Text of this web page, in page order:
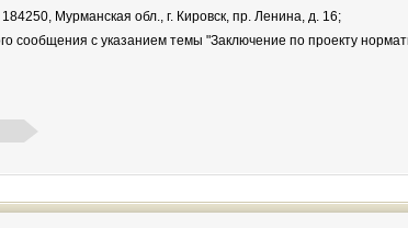
Мурманская обл., г. Кировск, пр. Ленина, д. 16;
сообщения с указанием темы "Заключение по проекту